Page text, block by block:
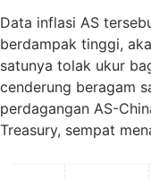
Data inflasi AS
berdampak tinggi,
satunya tolak ukur
cenderung beragam
perdagangan AS-
Treasury, sempat